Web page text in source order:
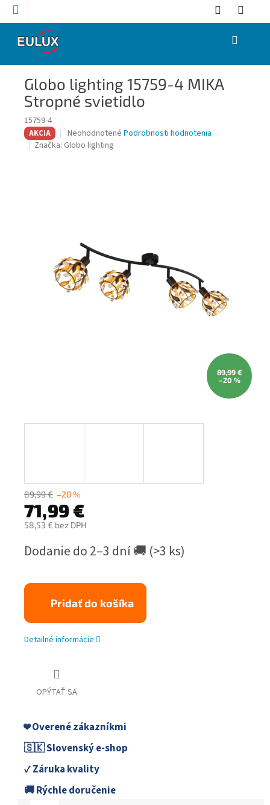
Prejsť
NÁKUPNÝ
Globo lighting 15759-4 MIKA
Stropné svietidlo
15759-4
AKCIA
Priemerné
hodnotenie
Neohodnotené Podrobnosti hodnotenia
Značka: Globo lighting
89,99 €
–20 %
89,99 € –20 %
71,99 €
58,53 € bez DPH
cena:
Dodanie do 2–3 dní 🚚 (>3 ks)
Pridať do košíka
Detailné informácie
OPÝTAŤ SA
❤️ Overené zákazníkmi
🇸🇰 Slovenský e-shop
✓ Záruka kvality
🚚 Rýchle doručenie